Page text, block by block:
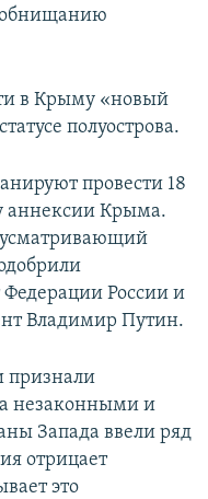
обнищанию
в Крыму «новый
полуострова.
провести 18
аннексии Крыма.
Федерации России и
Владимир Путин.
признали
незаконными и
Запада ввели ряд
отрицает
это